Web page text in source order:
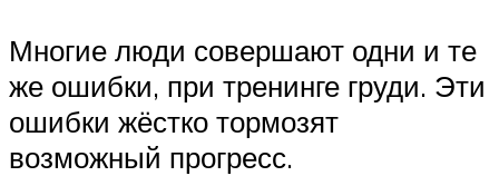
Многие люди совершают одни и те
же ошибки, при тренинге груди. Эти
ошибки жёстко тормозят
возможный прогресс.